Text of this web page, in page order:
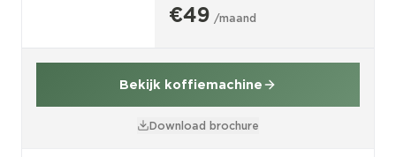
€49 /maand
Bekijk koffiemachine
Download brochure